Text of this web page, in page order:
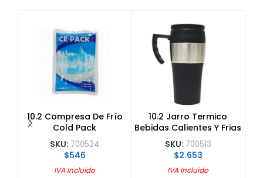
10.2 Compresa De Frío
Cold Pack
SKU: 700524
$546
IVA Incluido
10.2 Jarro Termico
Bebidas Calientes Y Frias
450 Ml
SKU: 700513
$2.653
IVA Incluido